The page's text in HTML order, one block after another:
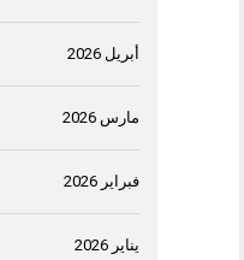
أبريل 2026
مارس 2026
فبراير 2026
يناير 2026